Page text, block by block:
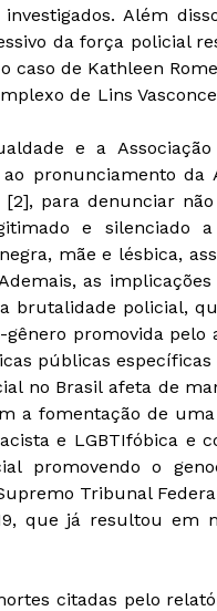
Além
da força policial
caso de Kathleen
de Lins
e a Associação
pronunciamento da
[2], para denunciar
e silenciado a
mãe e lésbica,
as
brutalidade policial,
promovida pelo
públicas
no Brasil afeta de
a fomentação de
e LGBTIfóbica e
promovendo o
Tribunal
que já resultou em
citadas pelo